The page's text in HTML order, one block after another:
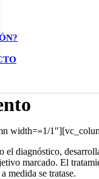
width=»1/
el diagnóstico,
marcado. El
medida se tratase.